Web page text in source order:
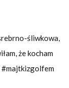
śliwkowa,
że kocham
#majtkizgolfem